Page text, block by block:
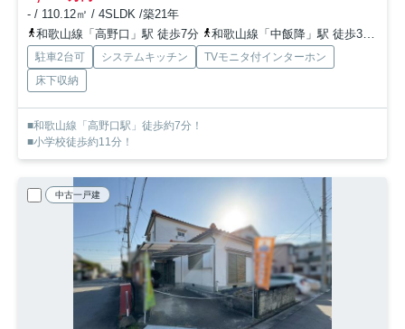
- / 110.12㎡ / 4SLDK /築21年
和歌山線「高野口」駅 徒歩7分
和歌山線「中飯降」駅 徒歩30分
駐車2台可 システムキッチン
TVモニタ付インターホン
床下収納
■和歌山線「高野口駅」徒歩約7分！
■小学校徒歩約11分！
中古一戸建